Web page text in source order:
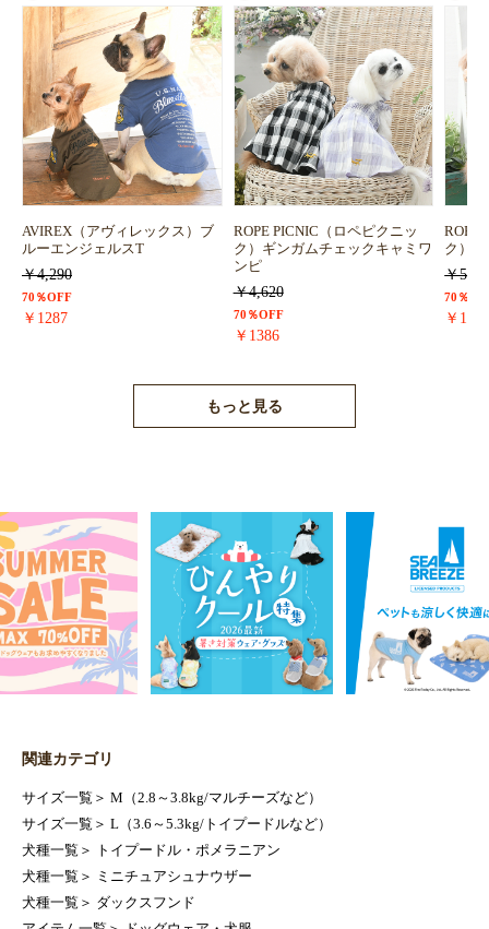
AVIREX（アヴィレックス）ブ
ルーエンジェルスT
￥4,290
70％OFF
￥1287
ROPE PICNIC（ロペピクニッ
ク）ギンガムチェックキャミワ
ンピ
￥4,620
70％OFF
￥1386
ROPE
ク）
￥
70％
￥
もっと見る
関連カテゴリ
サイズ一覧 ＞ M（2.8～3.8kg/マルチーズなど）
サイズ一覧 ＞ L（3.6～5.3kg/トイプードルなど）
犬種一覧 ＞
トイプードル・ポメラニアン
犬種一覧 ＞
ミニチュアシュナウザー
犬種一覧 ＞ ダックスフンド